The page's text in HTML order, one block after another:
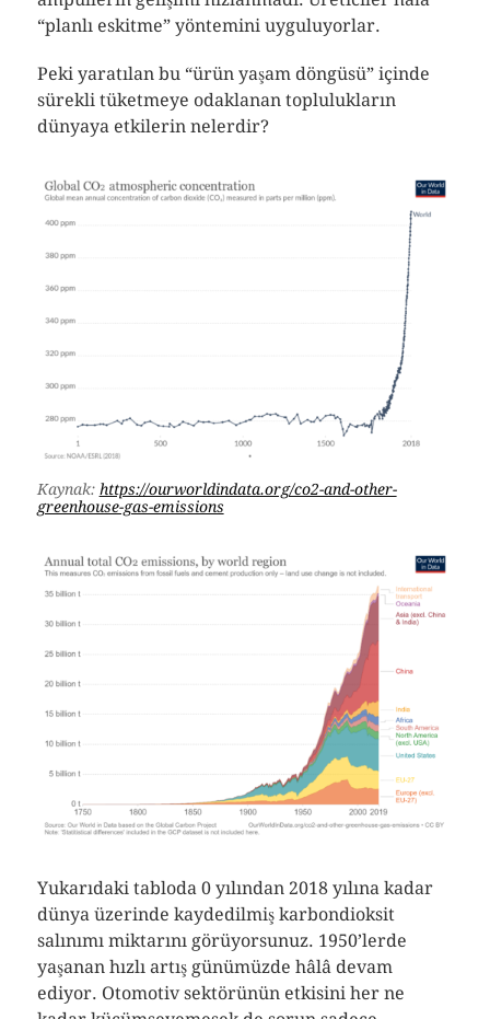
“planlı eskitme” yöntemini uyguluyorlar.
Peki yaratılan bu “ürün yaşam döngüsü” içinde
sürekli tüketmeye odaklanan toplulukların
dünyaya etkilerin nelerdir?
Kaynak: https://ourworldindata.org/co2-and-other-
greenhouse-gas-emissions
Yukarıdaki tabloda 0 yılından 2018 yılına kadar
dünya üzerinde kaydedilmiş karbondioksit
salınımı miktarını görüyorsunuz. 1950’lerde
yaşanan hızlı artış günümüzde hâlâ devam
ediyor. Otomotiv sektörünün etkisini her ne